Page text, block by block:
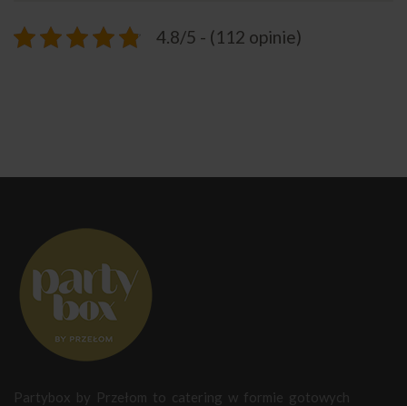
4.8/5 - (112 opinie)
Partybox by Przełom to catering w formie gotowych